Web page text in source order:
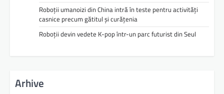
Roboții umanoizi din China intră în teste pentru activități
casnice precum gătitul și curățenia
Roboții devin vedete K-pop într-un parc futurist din Seul
Arhive